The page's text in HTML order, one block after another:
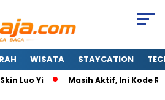
WISATA STAYCATION
Yi Masih Aktif, Ini Kode